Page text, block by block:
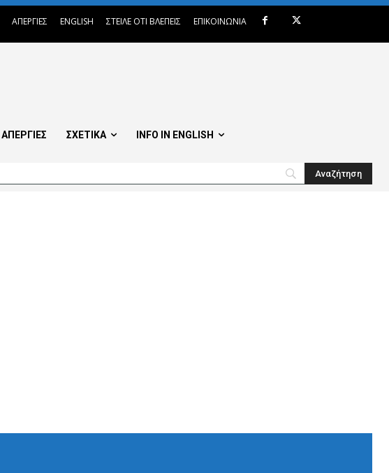
ΑΠΕΡΓΙΕΣ ENGLISH ΣΤΕΙΛΕ ΟΤΙ ΒΛΕΠΕΙΣ ΕΠΙΚΟΙΝΩΝΙΑ
ΑΠΕΡΓΙΕΣ ΣΧΕΤΙΚΑ INFO IN ENGLISH